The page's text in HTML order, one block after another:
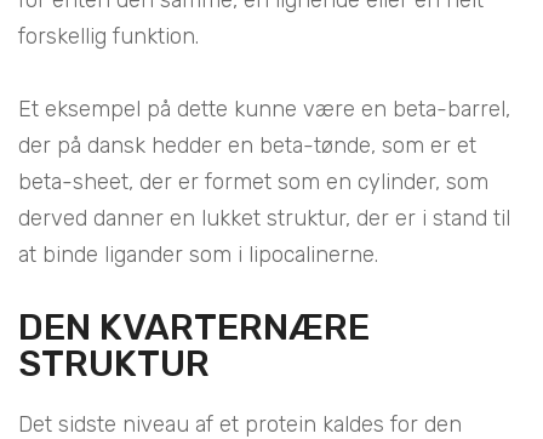
forskellig funktion.
Et eksempel på dette kunne være en beta-barrel,
der på dansk hedder en beta-tønde, som er et
beta-sheet, der er formet som en cylinder, som
derved danner en lukket struktur, der er i stand til
at binde ligander som i lipocalinerne.
DEN KVARTERNÆRE
STRUKTUR
Det sidste niveau af et protein kaldes for den